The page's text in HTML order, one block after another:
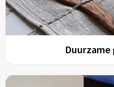
Duurzame